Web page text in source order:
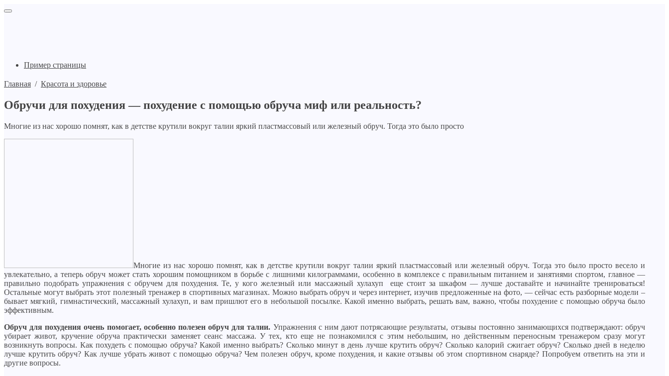
Пример страницы
Главная / Красота и здоровье
Обручи для похудения — похудение с помощью обруча миф или реальность?
Многие из нас хорошо помнят, как в детстве крутили вокруг талии яркий пластмассовый или железный обруч. Тогда это было просто
Многие из нас хорошо помнят, как в детстве крутили вокруг талии яркий пластмассовый или железный обруч. Тогда это было просто весело и
увлекательно, а теперь обруч может стать хорошим помощником в борьбе с лишними килограммами, особенно в комплексе с правильным питанием и занятиями спортом, главное —
правильно подобрать упражнения с обручем для похудения. Те, у кого железный или массажный хулахуп еще стоит за шкафом — лучше доставайте и начинайте тренироваться!
Остальные могут выбрать этот полезный тренажер в спортивных магазинах. Можно выбрать обруч и через интернет, изучив предложенные на фото, — сейчас есть разборные модели –
бывает мягкий, гимнастический, массажный хулахуп, и вам пришлют его в небольшой посылке. Какой именно выбрать, решать вам, важно, чтобы похудение с помощью обруча было
эффективным.
Обруч для похудения очень помогает, особенно полезен обруч для талии. Упражнения с ним дают потрясающие результаты, отзывы постоянно занимающихся подтверждают: обруч
убирает живот, кручение обруча практически заменяет сеанс массажа. У тех, кто еще не познакомился с этим небольшим, но действенным переносным тренажером сразу могут
возникнуть вопросы. Как похудеть с помощью обруча? Какой именно выбрать? Сколько минут в день лучше крутить обруч? Сколько калорий сжигает обруч? Сколько дней в неделю
лучше крутить обруч? Как лучше убрать живот с помощью обруча? Чем полезен обруч, кроме похудения, и какие отзывы об этом спортивном снаряде? Попробуем ответить на эти и
другие вопросы.